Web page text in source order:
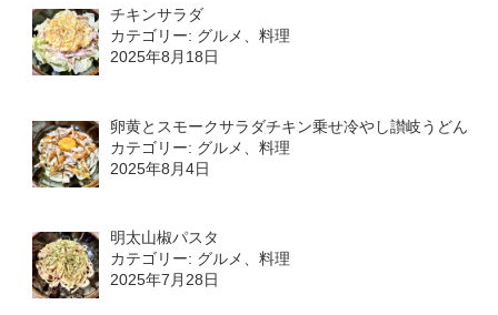
チキンサラダ
カテゴリー: グルメ、料理
2025年8月18日
卵黄とスモークサラダチキン乗せ冷やし讃岐うどん
カテゴリー: グルメ、料理
2025年8月4日
明太山椒パスタ
カテゴリー: グルメ、料理
2025年7月28日